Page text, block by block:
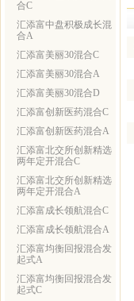
合C
汇添富中盘积极成长混
合A
汇添富美丽30混合C
汇添富美丽30混合A
汇添富美丽30混合D
汇添富创新医药混合C
汇添富创新医药混合A
汇添富北交所创新精选
两年定开混合C
汇添富北交所创新精选
两年定开混合A
汇添富成长领航混合C
汇添富成长领航混合A
汇添富均衡回报混合发
起式A
汇添富均衡回报混合发
起式C